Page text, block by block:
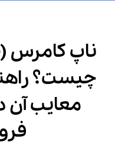
چیست؟
معایب آن